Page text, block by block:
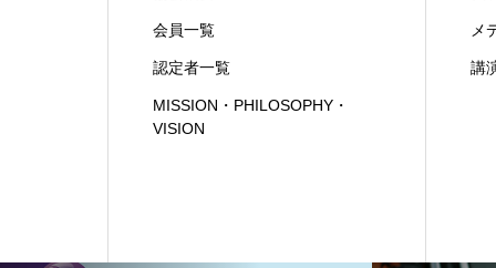
会員一覧
認定者一覧
MISSION・PHILOSOPHY・
VISION
メ
講